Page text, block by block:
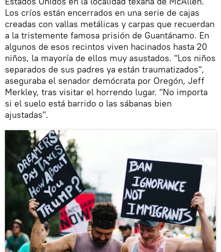
Los críos están encerrados en una serie de cajas
creadas con vallas metálicas y carpas que recuerdan
a la tristemente famosa prisión de Guantánamo. En
algunos de esos recintos viven hacinados hasta 20
niños, la mayoría de ellos muy asustados. "Los niños
separados de sus padres ya están traumatizados",
aseguraba el senador demócrata por Oregón, Jeff
Merkley, tras visitar el horrendo lugar. "No importa
si el suelo está barrido o las sábanas bien
ajustadas".